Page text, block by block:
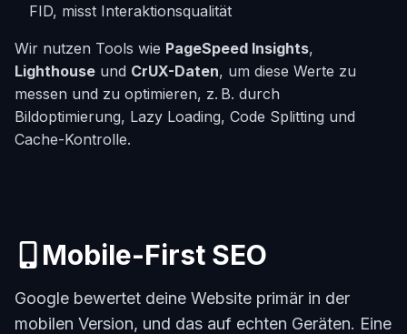
FID, misst Interaktionsqualität
Wir nutzen Tools wie PageSpeed Insights,
Lighthouse und CrUX-Daten, um diese Werte zu
messen und zu optimieren, z. B. durch
Bildoptimierung, Lazy Loading, Code Splitting und
Cache-Kontrolle.
Mobile-First SEO
Google bewertet deine Website primär in der
mobilen Version, und das auf echten Geräten. Eine